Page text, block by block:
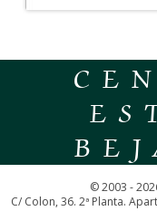
© 2003 -
C/ Colon, 36. 2ª Planta.